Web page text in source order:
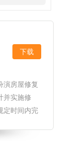
下载
演房屋修复
并实施修
定时间内完
修复游戏